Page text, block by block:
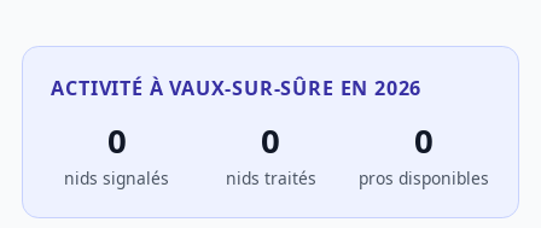
ACTIVITÉ À VAUX-SUR-SÛRE EN 2026
0
nids signalés
0
nids traités
0
pros disponibles